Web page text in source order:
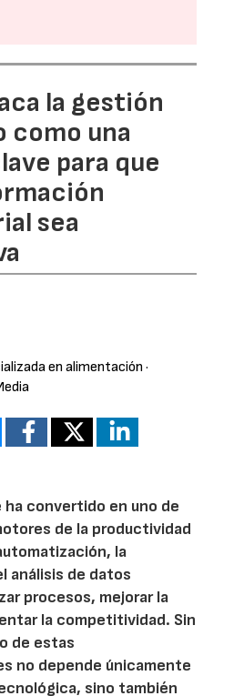
la gestión
como una
para que
sea
en alimentación ·
convertido en uno de
de la productividad
la
análisis de datos
procesos, mejorar la
la competitividad. Sin
de estas
no depende únicamente
sino también